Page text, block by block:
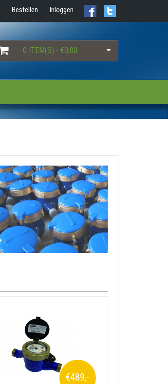
Bestellen Inloggen
0 ITEM(S) - €0,00
€489,-